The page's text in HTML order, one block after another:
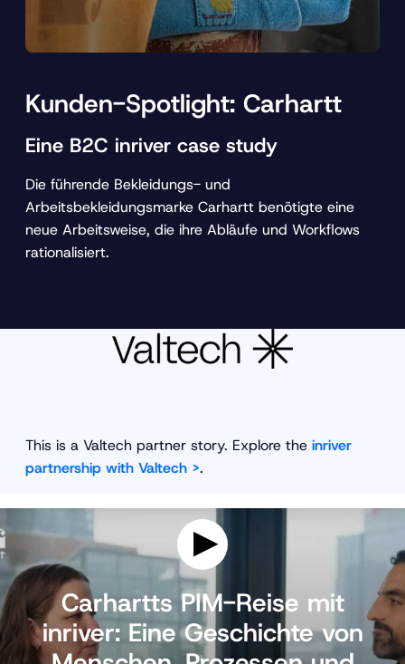
Kunden-Spotlight: Carhartt
Eine B2C inriver case study
Die führende Bekleidungs- und
Arbeitsbekleidungsmarke Carhartt benötigte eine
neue Arbeitsweise, die ihre Abläufe und Workflows
rationalisiert.
This is a Valtech partner story. Explore the inriver
partnership with Valtech >.
P
l
a
y
v
i
Carhartts PIM-Reise mit
inriver: Eine Geschichte von